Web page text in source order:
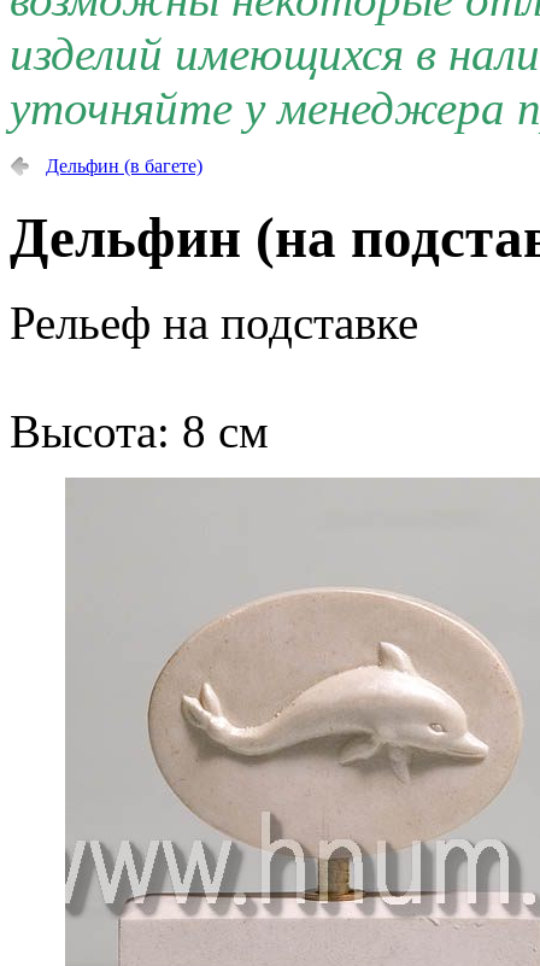
изделий имеющихся в
уточняйте у менеджера
Дельфин (в багете)
Дельфин (на
Рельеф на подставке
Высота: 8 см